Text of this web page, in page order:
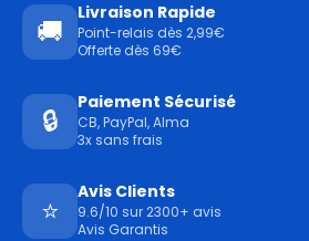
🚚
Livraison Rapide
Point-relais dès 2,99€
Offerte dès 69€
🔒
Paiement Sécurisé
CB, PayPal, Alma
3x sans frais
⭐
Avis Clients
9.6/10 sur 2300+ avis
Avis Garantis